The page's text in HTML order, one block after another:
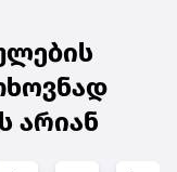
არიან